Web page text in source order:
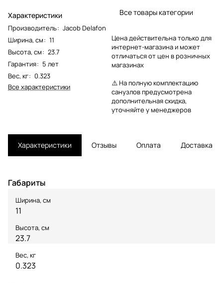
Характеристики
Производитель: Jacob Delafon
Ширина, см: 11
Высота, см: 23.7
Гарантия: 5 лет
Вес, кг: 0.323
Все характеристики
Все товары категории
Цена действительна только для
интернет-магазина и может
отличаться от цен в розничных
магазинах
⚠️ На полную комплектацию
санузлов предусмотрена
дополнительная скидка,
уточняйте у менеджеров
Характеристики Отзывы Оплата Доставка
Габариты
Ширина, см
11
Высота, см
23.7
Вес, кг
0.323